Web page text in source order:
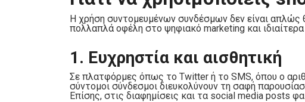
Η χρήση συντομευμένων συνδέσμων δεν είναι απλώς
πολλαπλά οφέλη στο ψηφιακό marketing και
1. Ευχρηστία και αισθητική
Σε πλατφόρμες όπως το Twitter ή το SMS, όπου ο
σύντομοι σύνδεσμοι διευκολύνουν τη σαφή
Επίσης, στις διαφημίσεις και τα social media posts